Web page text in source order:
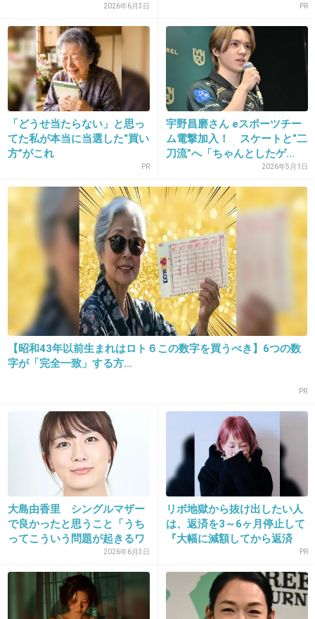
フィギュアってみんな仲良しじゃん
14. 匿名2013/07/12(金) 15:18:28
高橋選手は真央ちゃんと噂になったよね。
浅田真央と高橋大輔「交際」報道 「ビッ
グカップル」真相は？ : J-CASTニュース
www.j-cast.com
フィギュアスケートの浅田真央選手（20）と高橋大輔選手（25）が交際し
ているという報道が出た。本当ならばフィギュア界のビックカップル誕生
だが、否定する関係者もいる。真相はどうなのか。...
+220 -19
みんなオリンピック前の大事なシーズンなの
に、コメントとか求められて気の毒だわ
+160 -1
2026年6月3日 PR
「どうせ当たらない」と思っ
てた私が本当に当選した“買い
方”がこれ
PR
宇野昌磨さん eスポーツチー
ム電撃加入！ スケートと“二
刀流”へ「ちゃんとしたゲ...
2026年5月1日
【昭和43年以前生まれはロト６この数字を買うべき】6つの数
字が「完全一致」する方...
PR
大島由香里 シングルマザー
で良かったと思うこと「うち
ってこういう問題が起きるワ
2026年6月3日
リボ地獄から抜け出したい人
は、返済を3～6ヶ月停止して
『大幅に減額してから返済
PR